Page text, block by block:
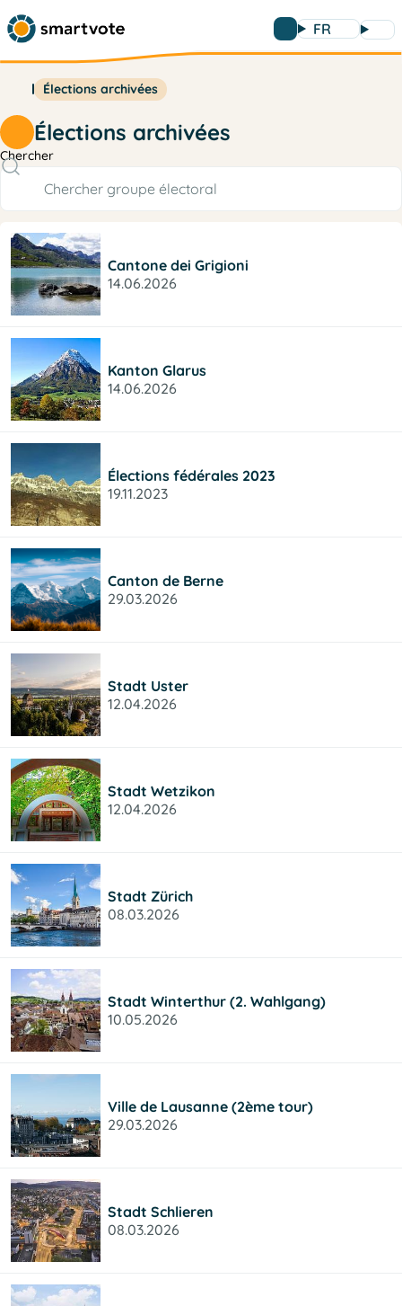
FR
Élections archivées
Élections archivées
Chercher
Cantone dei Grigioni
14.06.2026
Kanton Glarus
14.06.2026
Élections fédérales 2023
19.11.2023
Canton de Berne
29.03.2026
Stadt Uster
12.04.2026
Stadt Wetzikon
12.04.2026
Stadt Zürich
08.03.2026
Stadt Winterthur (2. Wahlgang)
10.05.2026
Ville de Lausanne (2ème tour)
29.03.2026
Stadt Schlieren
08.03.2026